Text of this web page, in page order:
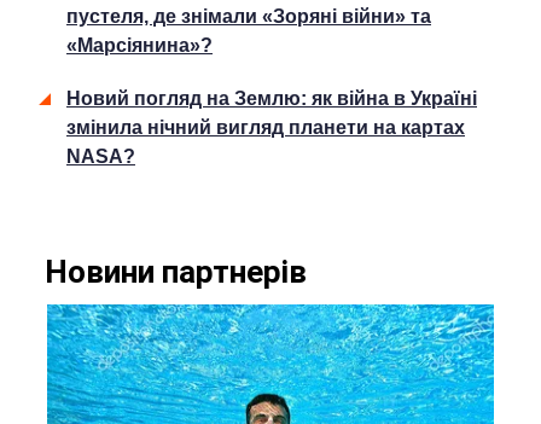
пустеля, де знімали «Зоряні війни» та
«Марсіянина»?
Новий погляд на Землю: як війна в Україні
змінила нічний вигляд планети на картах
NASA?